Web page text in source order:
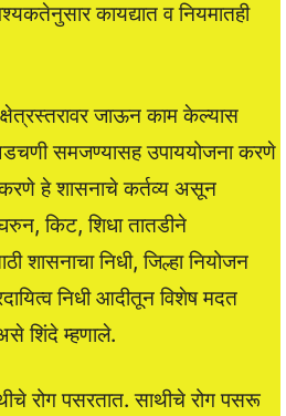
कायद्यात व नियमातही
जाऊन काम केल्यास
समजण्यासह उपाययोजना करणे
करणे हे शासनाचे कर्तव्य असून
किट, शिधा तातडीने
शासनाचा निधी, जिल्हा नियोजन
निधी आदीतून विशेष मदत
शिंदे म्हणाले.
रोग पसरतात. साथीचे रोग पसरू